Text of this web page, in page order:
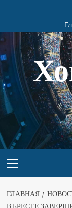
ГЛАВНАЯ